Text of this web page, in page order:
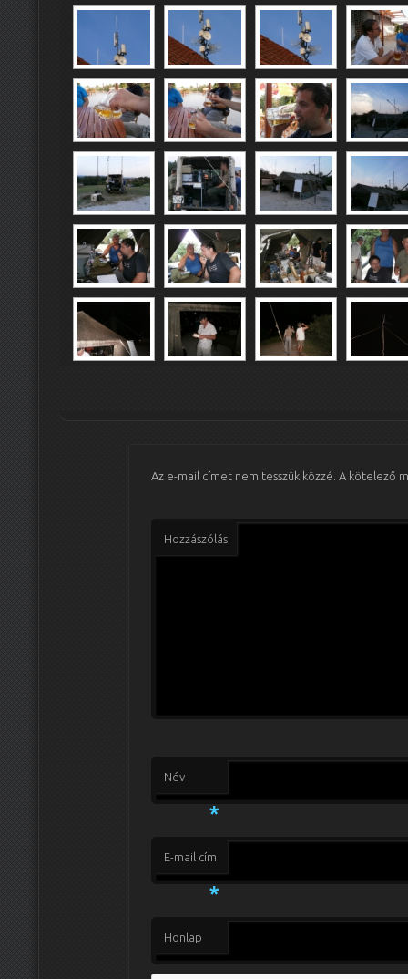
Az e-mail címet nem tesszük közzé. A kötelező
Hozzászólás
Név
*
E-mail cím
*
Honlap